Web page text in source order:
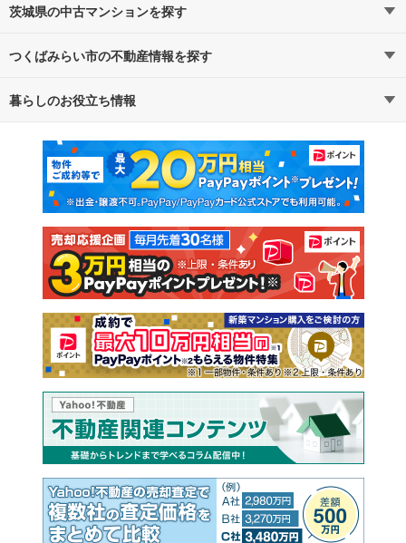
茨城県の中古マンションを探す
路線・駅から探す
通勤・通学時間から探す
つくばみらい市の不動産情報を探す
不動産・住宅
新築マンション 中古マンション
新築一戸建て 中古一戸建て
注文住宅 土地
売却査定
暮らしのお役立ち情報
マンションカタログ 教えて！住まいの先生